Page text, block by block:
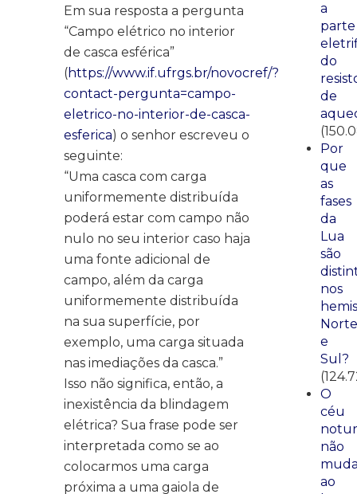
Em sua resposta a pergunta
“Campo elétrico no interior
de casca esférica”
(https://www.if.ufrgs.br/novocref/?
contact-pergunta=campo-
eletrico-no-interior-de-casca-
esferica) o senhor escreveu o
seguinte:
“Uma casca com carga
uniformemente distribuída
poderá estar com campo não
nulo no seu interior caso haja
uma fonte adicional de
campo, além da carga
uniformemente distribuída
na sua superfície, por
exemplo, uma carga situada
nas imediações da casca.”
Isso não significa, então, a
inexistência da blindagem
elétrica? Sua frase pode ser
interpretada como se ao
colocarmos uma carga
próxima a uma gaiola de
a
parte
do
de
Por
que
as
fases
da
Lua
são
nos
Norte
e
Sul?
O
céu
não
ao